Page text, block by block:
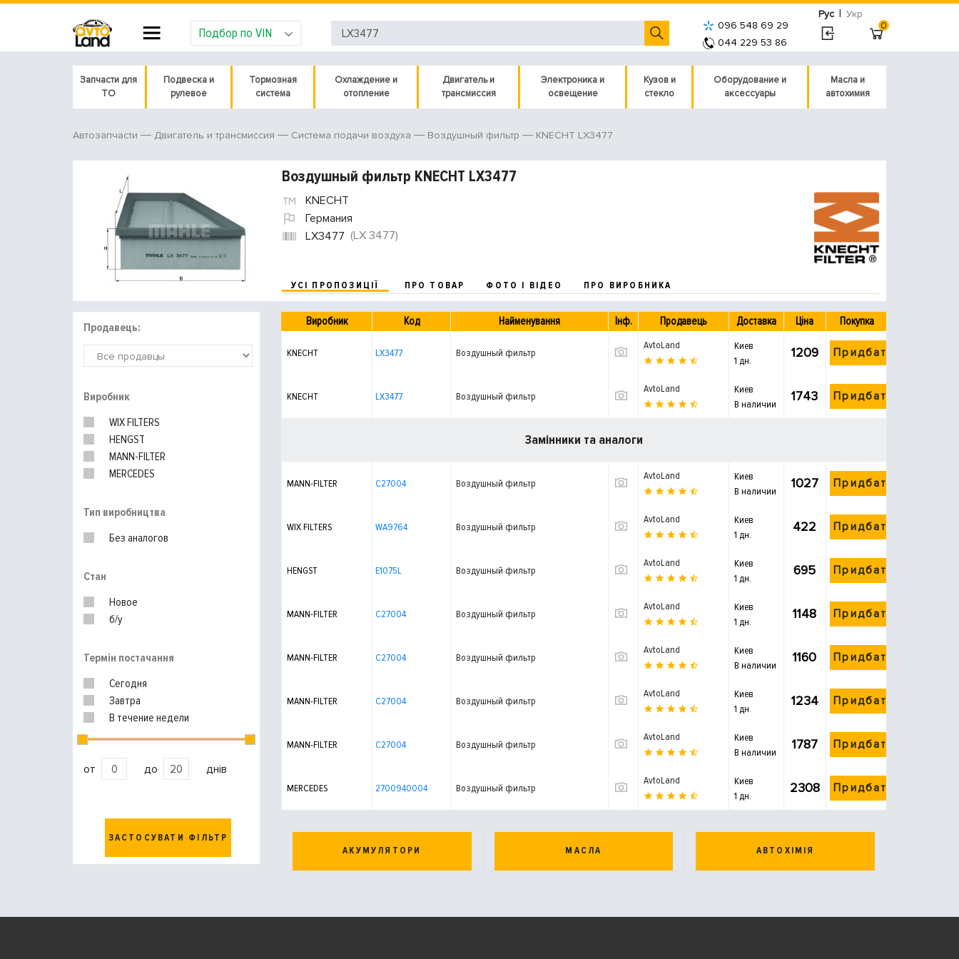
Рус | Укр
Подбор по VIN
096 548 69 29
044 229 53 86
0
Запчасти для
ТО
Подвеска и
рулевое
Тормозная
система
Охлаждение и
отопление
Двигатель и
трансмиссия
Электроника и
освещение
Кузов и
стекло
Оборудование и
аксессуары
Масла и
автохимия
Автозапчасти Двигатель и трансмиссия Система подачи воздуха Воздушный фильтр KNECHT LX3477
Воздушный фильтр KNECHT LX3477
KNECHT
Германия
LX3477 (LX 3477)
УСІ ПРОПОЗИЦІЇ ПРО ТОВАР ФОТО І ВІДЕО ПРО ВИРОБНИКА
Продавець:
Виробник
WIX FILTERS
HENGST
MANN-FILTER
MERCEDES
Тип виробництва
Без аналогов
Стан
Новое
б/у
Термін постачання
Сегодня
Завтра
В течение недели
от до днів
ЗАСТОСУВАТИ ФІЛЬТР
Виробник Код Найменування Інф. Продавець Доставка Ціна Покупка
KNECHT LX3477 Воздушный фильтр
AvtoLand
Киев
1 дн.
1209 Придбати
KNECHT LX3477 Воздушный фильтр
AvtoLand
Киев
В наличии
1743 Придбати
Замінники та аналоги
MANN-FILTER C27004 Воздушный фильтр
AvtoLand
Киев
В наличии
1027 Придбати
WIX FILTERS WA9764 Воздушный фильтр
AvtoLand
Киев
1 дн.
422 Придбати
HENGST E1075L Воздушный фильтр
AvtoLand
Киев
1 дн.
695 Придбати
MANN-FILTER C27004 Воздушный фильтр
AvtoLand
Киев
1 дн.
1148 Придбати
MANN-FILTER C27004 Воздушный фильтр
AvtoLand
Киев
В наличии
1160 Придбати
MANN-FILTER C27004 Воздушный фильтр
AvtoLand
Киев
1 дн.
1234 Придбати
MANN-FILTER C27004 Воздушный фильтр
AvtoLand
Киев
В наличии
1787 Придбати
MERCEDES 2700940004 Воздушный фильтр
AvtoLand
Киев
1 дн.
2308 Придбати
АКУМУЛЯТОРИ МАСЛА АВТОХІМІЯ